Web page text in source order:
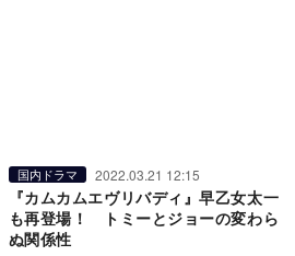
国内ドラマ 2022.03.21 12:15
『カムカムエヴリバディ』早乙女太一
も再登場！ トミーとジョーの変わら
ぬ関係性